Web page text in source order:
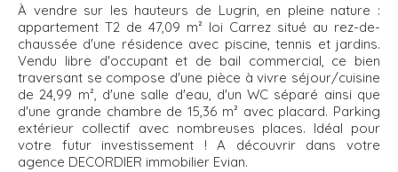
À vendre sur les hauteurs de Lugrin, en pleine nature :
appartement T2 de 47,09 m² loi Carrez situé au rez-de-
chaussée d'une résidence avec piscine, tennis et jardins.
Vendu libre d'occupant et de bail commercial, ce bien
traversant se compose d'une pièce à vivre séjour/cuisine
de 24,99 m², d'une salle d'eau, d'un WC séparé ainsi que
d'une grande chambre de 15,36 m² avec placard. Parking
extérieur collectif avec nombreuses places. Idéal pour
votre futur investissement ! A découvrir dans votre
agence DECORDIER immobilier Evian.